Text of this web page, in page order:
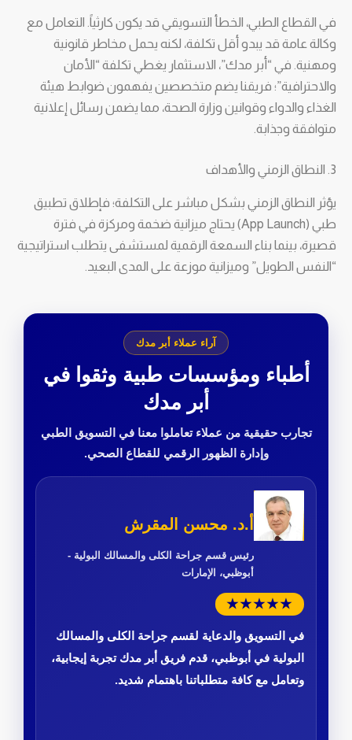
في القطاع الطبي، الخطأ التسويقي قد يكون كارثياً. التعامل مع
وكالة عامة قد يبدو أقل تكلفة، لكنه يحمل مخاطر قانونية
ومهنية. في “أبر مدك”، الاستثمار يغطي تكلفة “الأمان
والاحترافية”؛ فريقنا يضم متخصصين يفهمون ضوابط هيئة
الغذاء والدواء وقوانين وزارة الصحة، مما يضمن رسائل إعلانية
متوافقة وجذابة.
3. النطاق الزمني والأهداف
يؤثر النطاق الزمني بشكل مباشر على التكلفة؛ فإطلاق تطبيق
طبي (App Launch) يحتاج ميزانية ضخمة ومركزة في فترة
قصيرة، بينما بناء السمعة الرقمية لمستشفى يتطلب استراتيجية
“النفس الطويل” وميزانية موزعة على المدى البعيد.
آراء عملاء أبر مدك
أطباء ومؤسسات طبية وثقوا في
أبر مدك
تجارب حقيقية من عملاء تعاملوا معنا في التسويق الطبي
وإدارة الظهور الرقمي للقطاع الصحي.
أ.د. محسن المقرش
رئيس قسم جراحة الكلى والمسالك البولية -
أبوظبي، الإمارات
★★★★★
في التسويق والدعاية لقسم جراحة الكلى والمسالك
البولية في أبوظبي، قدم فريق أبر مدك تجربة إيجابية،
وتعامل مع كافة متطلباتنا باهتمام شديد.